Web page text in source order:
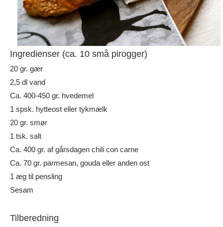
Ingredienser (ca. 10 små pirogger)
20 gr. gær
2,5 dl vand
Ca. 400-450 gr. hvedemel
1 spsk. hytteost eller tykmælk
20 gr. smør
1 tsk. salt
Ca. 400 gr. af gårsdagen chili con carne
Ca. 70 gr. parmesan, gouda eller anden ost
1 æg til pensling
Sesam
Tilberedning